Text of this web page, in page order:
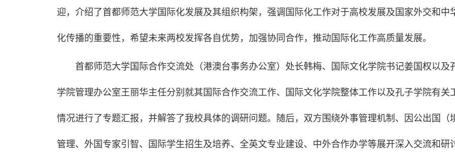
迎，介绍了首都师范大学国际化发展及其组织构架，强调国际化工作对于高校发展及国家外交和中
化传播的重要性，希望未来两校发挥各自优势，加强协同合作，推动国际化工作高质量发展。
首都师范大学国际合作交流处（港澳台事务办公室）处长韩梅、国际文化学院书记姜国权以及
学院管理办公室王丽华主任分别就其国际合作交流工作、国际文化学院整体工作以及孔子学院有关
情况进行了专题汇报，并解答了我校具体的调研问题。随后，双方围绕外事管理机制、因公出国（
管理、外国专家引智、国际学生招生及培养、全英文专业建设、中外合作办学等展开深入交流和研